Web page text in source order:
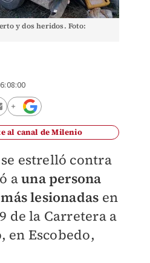
y dos heridos. Foto:
al canal de Milenio
estrelló contra
auna persona
lesionadas en
de la Carretera a
en Escobedo,